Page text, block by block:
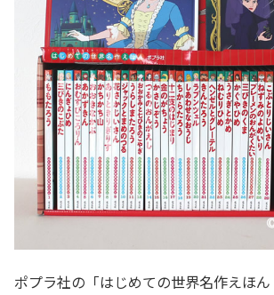
ポプラ社の「はじめての世界名作えほ